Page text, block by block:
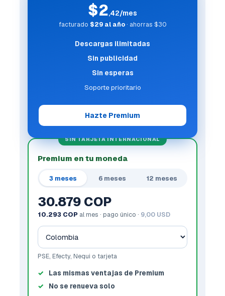
$2,42/mes
facturado $29 al año· ahorras $30
Descargas ilimitadas
Sin publicidad
Sin esperas
Soporte prioritario
Hazte Premium
SIN TARJETA INTERNACIONAL
Premium en tu moneda
3 meses 6 meses 12 meses
30.879 COP
10.293 COP al mes · pago único · 9,00 USD
PSE, Efecty, Nequi o tarjeta
Las mismas ventajas de Premium
No se renueva solo